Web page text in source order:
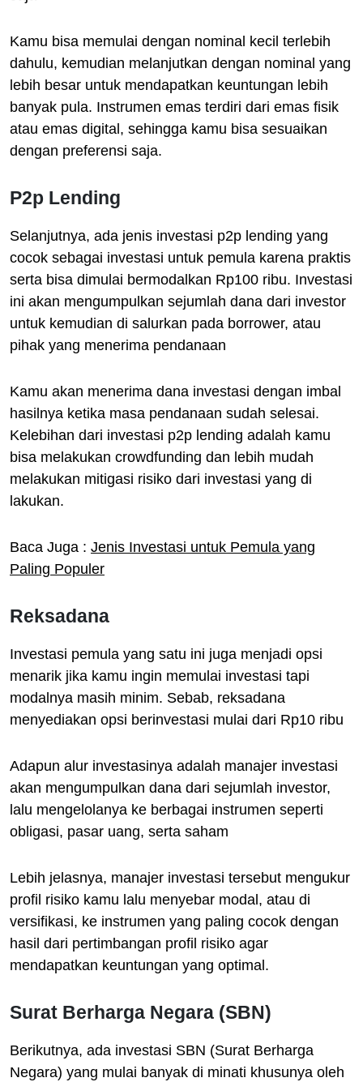
Kamu bisa memulai dengan nominal kecil terlebih
dahulu, kemudian melanjutkan dengan nominal yang
lebih besar untuk mendapatkan keuntungan lebih
banyak pula. Instrumen emas terdiri dari emas fisik
atau emas digital, sehingga kamu bisa sesuaikan
dengan preferensi saja.
P2p Lending
Selanjutnya, ada jenis investasi p2p lending yang
cocok sebagai investasi untuk pemula karena praktis
serta bisa dimulai bermodalkan Rp100 ribu. Investasi
ini akan mengumpulkan sejumlah dana dari investor
untuk kemudian di salurkan pada borrower, atau
pihak yang menerima pendanaan
Kamu akan menerima dana investasi dengan imbal
hasilnya ketika masa pendanaan sudah selesai.
Kelebihan dari investasi p2p lending adalah kamu
bisa melakukan crowdfunding dan lebih mudah
melakukan mitigasi risiko dari investasi yang di
lakukan.
Baca Juga : Jenis Investasi untuk Pemula yang
Paling Populer
Reksadana
Investasi pemula yang satu ini juga menjadi opsi
menarik jika kamu ingin memulai investasi tapi
modalnya masih minim. Sebab, reksadana
menyediakan opsi berinvestasi mulai dari Rp10 ribu
Adapun alur investasinya adalah manajer investasi
akan mengumpulkan dana dari sejumlah investor,
lalu mengelolanya ke berbagai instrumen seperti
obligasi, pasar uang, serta saham
Lebih jelasnya, manajer investasi tersebut mengukur
profil risiko kamu lalu menyebar modal, atau di
versifikasi, ke instrumen yang paling cocok dengan
hasil dari pertimbangan profil risiko agar
mendapatkan keuntungan yang optimal.
Surat Berharga Negara (SBN)
Berikutnya, ada investasi SBN (Surat Berharga
Negara) yang mulai banyak di minati khusunya oleh